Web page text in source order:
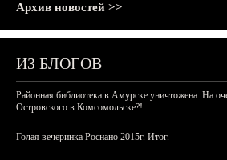
Архив новостей >>
ИЗ БЛОГОВ
Районная библиотека в Амурске уничтожена. На
Островского в Комсомольске?!
Голая вечеринка Роснано 2015г. Итог.